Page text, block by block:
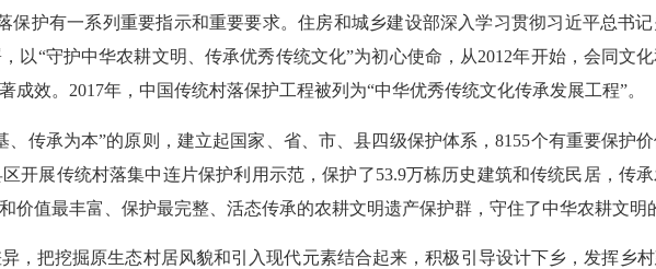
保护有一系列重要指示和重要要求。住房和城乡建设部深入学习贯彻习近平总书
以“守护中华农耕文明、传承优秀传统文化”为初心使命，从2012年开始，会同文
效。2017年，中国传统村落保护工程被列为“中华优秀传统文化传承发展工程”。
承为本”的原则，建立起国家、省、市、县四级保护体系，8155个有重要保护
开展传统村落集中连片保护利用示范，保护了53.9万栋历史建筑和传统民居，传
价值最丰富、保护最完整、活态传承的农耕文明遗产保护群，守住了中华农耕文明的
把挖掘原生态村居风貌和引入现代元素结合起来，积极引导设计下乡，发挥乡